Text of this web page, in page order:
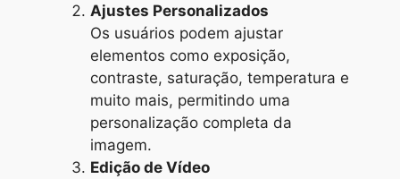
Ajustes Personalizados
Os usuários podem ajustar
elementos como exposição,
contraste, saturação, temperatura e
muito mais, permitindo uma
personalização completa da
imagem.
Edição de Vídeo